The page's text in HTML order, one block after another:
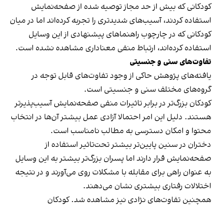
کودکانی که بیش از حد مجاز توصیه شده از صفحه‌نمایش
استفاده کردند، آسیب‌های شدیدتری را تجربه کرده‌اند اما در میان
کودکانی که در چارچوب راهنماهای پیشنهادی از این وسایل
استفاده کرده‌اند، ارتباط منفی معناداری مشاهده نشده است.
تفاوت‌های سنی و جنسیتی
یافته‌های پژوهش حاکی از وجود تفاوت‌های قابل‌ توجه در
گروه‌های مختلف سنی و جنسیتی است.
کودکان بزرگ‌تر در برابر تاثیرات منفی صفحه‌نمایش آسیب‌پذیرتر
هستند. دلیل این امر احتمالا آزادی عمل بیشتر آن‌ها در انتخاب
محتوا و امکان دسترسی به مطالب نامناسب است.
دختران در سنین پایین‌تر بیشتر تحت‌تاثیر استفاده از
صفحه‌نمایش قرار دارند اما پسران بزرگ‌تر بیشتر به این وسایل
به عنوان راهی برای مقابله با مشکلات روی می‌آورند و در نتیجه
اختلالات رفتاری بیشتری نشان می‌دهند.
همچنین تفاوت‌های نژادی نیز مشاهده شد. کودکان